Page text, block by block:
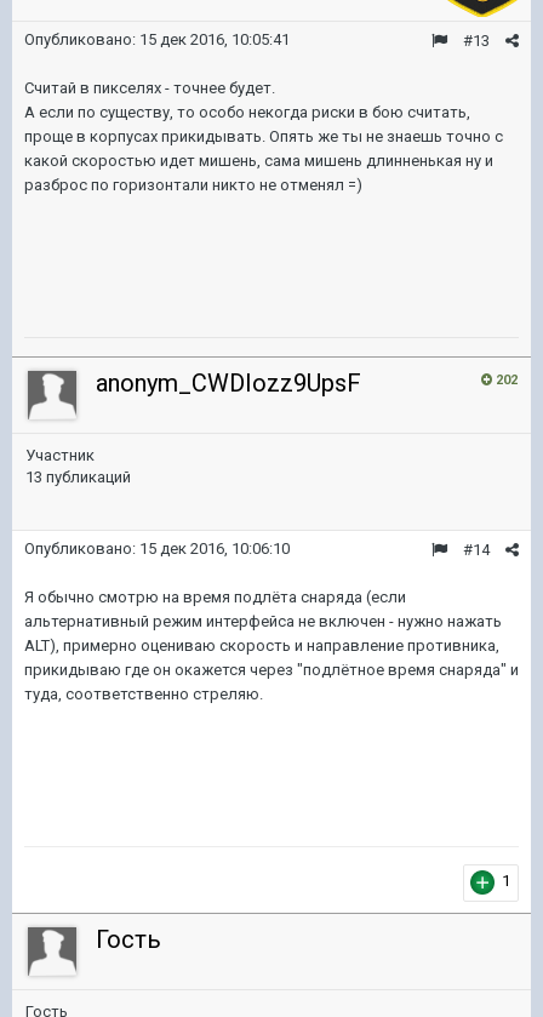
#13
Опубликовано: 15 дек 2016, 10:05:41
Считай в пикселях - точнее будет.
А если по существу, то особо некогда риски в бою считать,
проще в корпусах прикидывать. Опять же ты не знаешь точно с
какой скоростью идет мишень, сама мишень длинненькая ну и
разброс по горизонтали никто не отменял =)
202
anonym_CWDIozz9UpsF
Участник
13 публикаций
#14
Опубликовано: 15 дек 2016, 10:06:10
Я обычно смотрю на время подлёта снаряда (если
альтернативный режим интерфейса не включен - нужно нажать
ALT), примерно оцениваю скорость и направление противника,
прикидываю где он окажется через "подлётное время снаряда" и
туда, соответственно стреляю.
1
Гость
Гость